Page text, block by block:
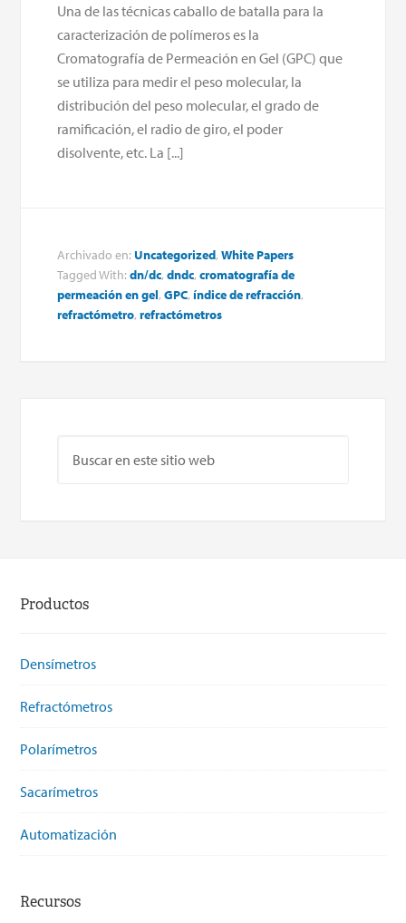
Una de las técnicas caballo de batalla para la
caracterización de polímeros es la
Cromatografía de Permeación en Gel (GPC) que
se utiliza para medir el peso molecular, la
distribución del peso molecular, el grado de
ramificación, el radio de giro, el poder
disolvente, etc. La [...]
Archivado en: Uncategorized,White Papers
Tagged With:dn/dc,dndc,cromatografía de
permeación en gel,GPC,índice de refracción,
refractómetro,refractómetros
Productos
Densímetros
Refractómetros
Polarímetros
Sacarímetros
Automatización
Recursos